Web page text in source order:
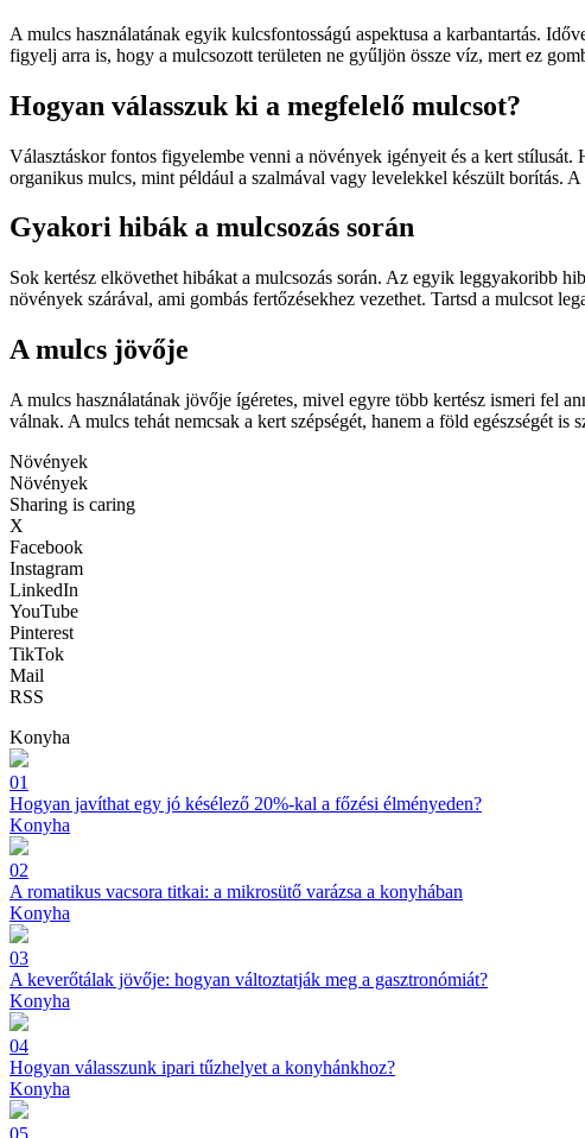
A mulcs használatának egyik kulcsfontosságú aspektusa a karbantartás.
figyelj arra is, hogy a mulcsozott területen ne gyűljön össze víz, mert ez
Hogyan válasszuk ki a megfelelő mulcsot?
Választáskor fontos figyelembe venni a növények igényeit és a kert
organikus mulcs, mint például a szalmával vagy levelekkel készült borítás.
Gyakori hibák a mulcsozás során
Sok kertész elkövethet hibákat a mulcsozás során. Az egyik leggyakoribb
növények szárával, ami gombás fertőzésekhez vezethet. Tartsd a mulcsot
A mulcs jövője
A mulcs használatának jövője ígéretes, mivel egyre több kertész ismeri fel
válnak. A mulcs tehát nemcsak a kert szépségét, hanem a föld egészségét is
Növények
Növények
Sharing is caring
X
Facebook
Instagram
LinkedIn
YouTube
Pinterest
TikTok
Mail
RSS
Konyha
01
Hogyan javíthat egy jó késélező 20%-kal a főzési élményeden?
Konyha
02
A romatikus vacsora titkai: a mikrosütő varázsa a konyhában
Konyha
03
A keverőtálak jövője: hogyan változtatják meg a gasztronómiát?
Konyha
04
Hogyan válasszunk ipari tűzhelyet a konyhánkhoz?
Konyha